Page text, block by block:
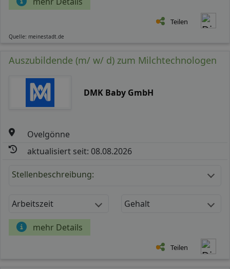
Teilen
Quelle: meinestadt.de
Auszubildende (m/ w/ d) zum Milchtechnologen
DMK Baby GmbH
Ovelgönne
aktualisiert seit: 08.08.2026
Stellenbeschreibung:
Arbeitszeit Gehalt
mehr Details
Teilen